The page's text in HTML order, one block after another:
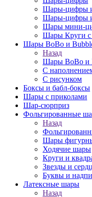
Шары-цифры
Шары-цифры
Шары мини-
Шары Круги с
Шары BoBo и
Назад
Шары BoBo и
С
С рисунком
Боксы и бабл-боксы
Шары с приколами
Шар-сюрприз
Фольгированные
Назад
Шары
Ходячие шары
Круги и
Звезды и
Буквы и
Латексные шары
Назад